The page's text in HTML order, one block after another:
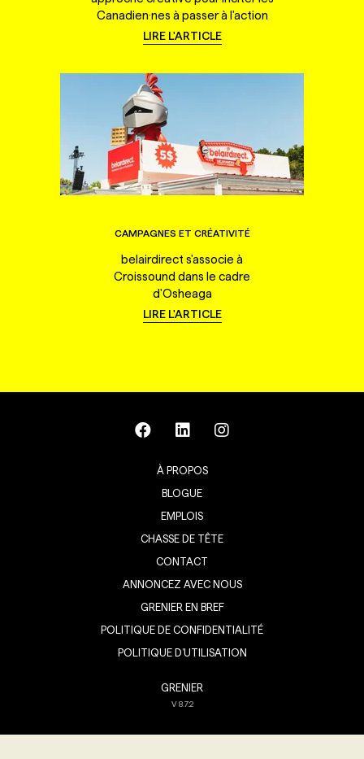
Canadien·nes à passer à l'action
LIRE L'ARTICLE
CAMPAGNES ET CRÉATIVITÉ
belairdirect s'associe à
Croissound dans le cadre
d'Osheaga
LIRE L'ARTICLE
À PROPOS
BLOGUE
EMPLOIS
CHASSE DE TÊTE
CONTACT
ANNONCEZ AVEC NOUS
GRENIER EN BREF
POLITIQUE DE CONFIDENTIALITÉ
POLITIQUE D’UTILISATION
GRENIER
V8.7.2